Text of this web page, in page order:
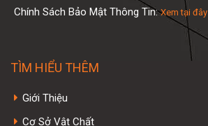
Chính Sách Bảo Mật Thông Tin:Xem tại đây
TÌM HIỂU THÊM
Giới Thiệu
Cơ Sở Vật Chất